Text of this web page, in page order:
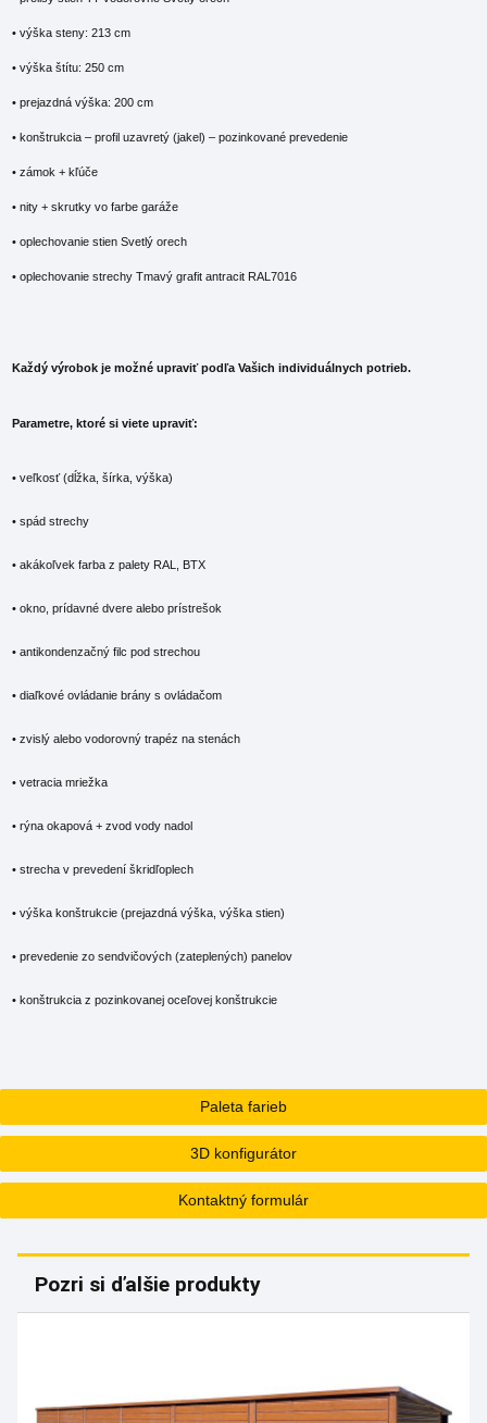
Paleta farieb
3D konfigurátor
Kontaktný formulár
• výška steny: 213 cm
• výška štítu: 250 cm
• prejazdná výška: 200 cm
• konštrukcia – profil uzavretý (jakel) – pozinkované prevedenie
• zámok + kľúče
• nity + skrutky vo farbe garáže
• oplechovanie stien Svetlý orech
• oplechovanie strechy Tmavý grafit antracit RAL7016
Každý výrobok je možné upraviť podľa Vašich individuálnych potrieb.
Parametre, ktoré si viete upraviť:
• veľkosť (dĺžka, šírka, výška)
• spád strechy
• akákoľvek farba z palety RAL, BTX
• okno, prídavné dvere alebo prístrešok
• antikondenzačný filc pod strechou
• diaľkové ovládanie brány s ovládačom
• zvislý alebo vodorovný trapéz na stenách
• vetracia mriežka
• rýna okapová + zvod vody nadol
• strecha v prevedení škridľoplech
• výška konštrukcie (prejazdná výška, výška stien)
• prevedenie zo sendvičových (zateplených) panelov
• konštrukcia z pozinkovanej oceľovej konštrukcie
Pozri si ďalšie produkty